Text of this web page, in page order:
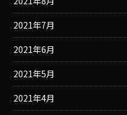
2021年7月
2021年6月
2021年5月
2021年4月